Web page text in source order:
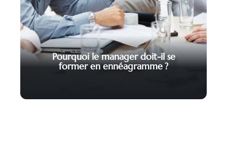
Pourquoi le manager doit-il se
former en ennéagramme ?